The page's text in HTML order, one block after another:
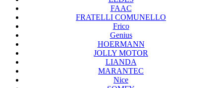
FAAC
FRATELLI COMUNELLO
Frico
Genius
HOERMANN
JOLLY MOTOR
LIANDA
MARANTEC
Nice